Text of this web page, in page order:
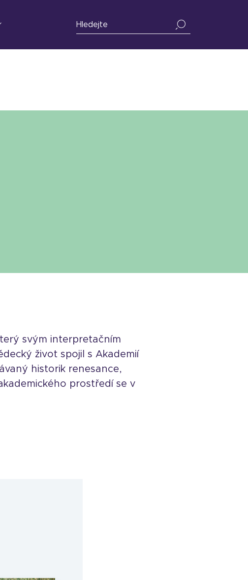
svým interpretačním
život spojil s Akademií
historik renesance,
prostředí se v